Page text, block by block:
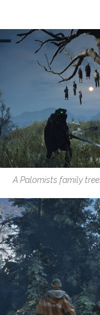
A Palomists family tree.